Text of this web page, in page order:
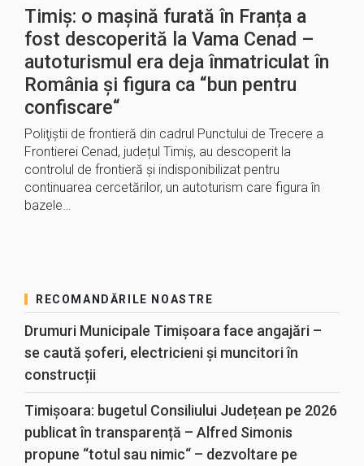
Timiș: o mașină furată în Franța a
fost descoperită la Vama Cenad –
autoturismul era deja înmatriculat în
România și figura ca “bun pentru
confiscare“
Poliţiştii de frontieră din cadrul Punctului de Trecere a
Frontierei Cenad, județul Timiș, au descoperit la
controlul de frontieră și indisponibilizat pentru
continuarea cercetărilor, un autoturism care figura în
bazele…
RECOMANDĂRILE NOASTRE
Drumuri Municipale Timișoara face angajări –
se caută șoferi, electricieni și muncitori în
construcții
Timișoara: bugetul Consiliului Județean pe 2026
publicat în transparență – Alfred Simonis
propune “totul sau nimic“ – dezvoltare pe